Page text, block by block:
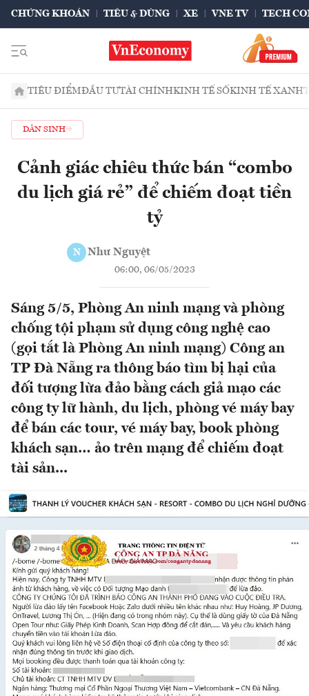
CHỨNG KHOÁN TIÊU & DÙNG XE VNE TV TECH
TIÊU ĐIỂMĐẦU TƯTÀI CHÍNHKINH TẾ SỐKINH TẾ XANH
DÂN SINH
Cảnh giác chiêu thức bán “combo
du lịch giá rẻ” để chiếm đoạt tiền
tỷ
N Như Nguyệt
06:00, 06/05/2023
Sáng 5/5, Phòng An ninh mạng và phòng
chống tội phạm sử dụng công nghệ cao
(gọi tắt là Phòng An ninh mạng) Công an
TP Đà Nẵng ra thông báo tìm bị hại của
đối tượng lừa đảo bằng cách giả mạo các
công ty lữ hành, du lịch, phòng vé máy bay
để bán các tour, vé máy bay, book phòng
khách sạn… ảo trên mạng để chiếm đoạt
tài sản...